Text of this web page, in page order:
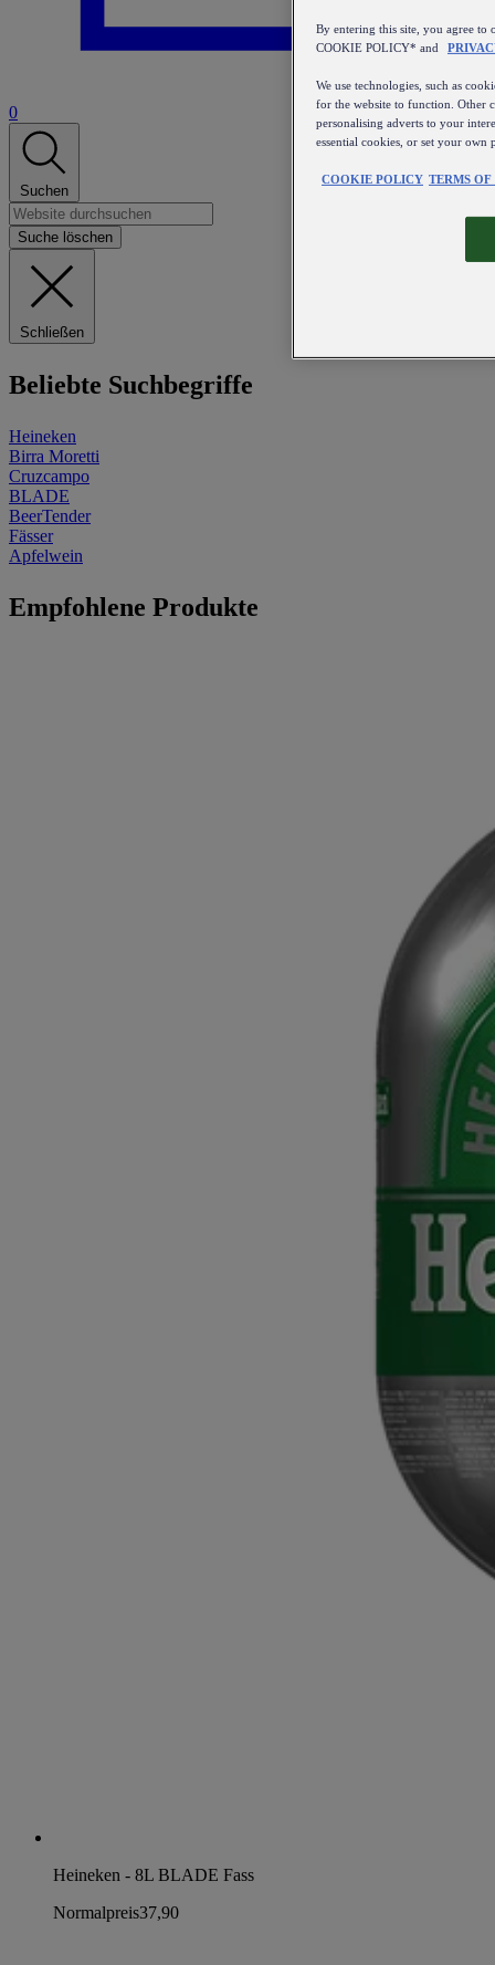
0
Suchen
Suche löschen
Schließen
Beliebte Suchbegriffe
Heineken
Birra Moretti
Cruzcampo
BLADE
BeerTender
Fässer
Apfelwein
Empfohlene Produkte
Heineken - 8L BLADE Fass
Normalpreis37,90
By entering this site, you agree to
COOKIE POLICY* and
We use technologies, such as
for the website to function. Other
personalising adverts to your
essential cookies, or set your own
COOKIE POLICY TERMS OF